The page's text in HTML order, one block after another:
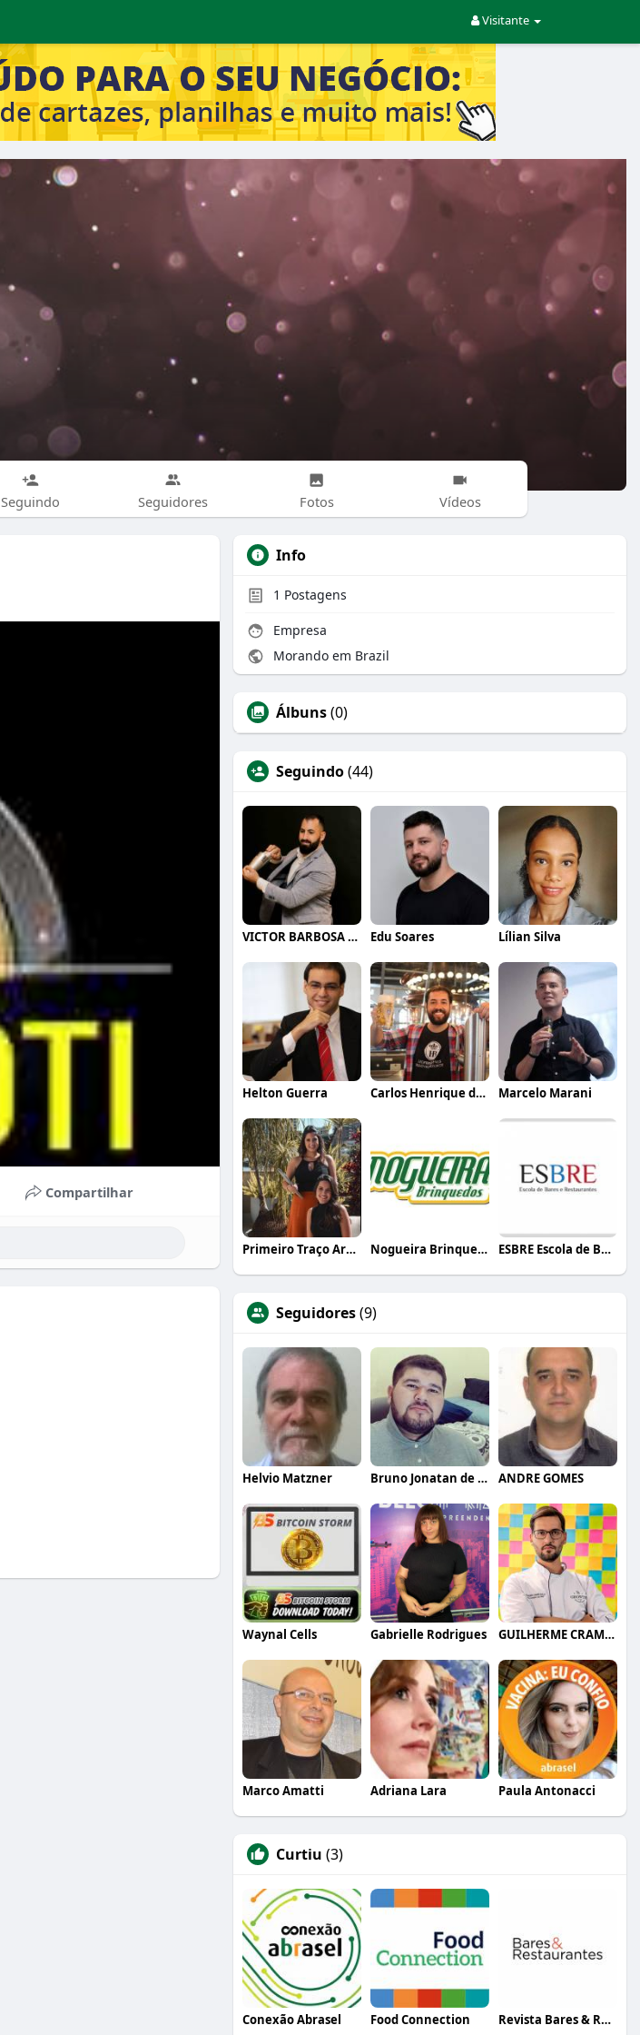
Visitante
Seguindo Seguidores Fotos Vídeos
Compartilhar
Info
1 Postagens
Empresa
Morando em Brazil
Álbuns(0)
Seguindo(44)
VICTOR BARBOSA QUARANTA Edu Soares Lílian Silva
Helton Guerra Carlos Henrique de Faria Vasconcelos Marcelo Marani
Primeiro Traço Arquitetura Nogueira Brinquedos ESBRE Escola de Bares e Restaurantes
Seguidores(9)
Helvio Matzner Bruno Jonatan de Sousa ANDRE GOMES
Waynal Cells Gabrielle Rodrigues GUILHERME CRAMER BALLE
Marco Amatti Adriana Lara Paula Antonacci
Curtiu (3)
Conexão Abrasel Food Connection Revista Bares & Restaurantes